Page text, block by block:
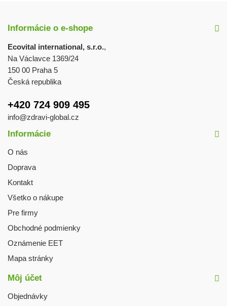
Informácie o e-shope
Ecovital international, s.r.o.,
Na Václavce 1369/24
150 00 Praha 5
Česká republika
+420 724 909 495
info@zdravi-global.cz
Informácie
O nás
Doprava
Kontakt
Všetko o nákupe
Pre firmy
Obchodné podmienky
Oznámenie EET
Mapa stránky
Môj účet
Objednávky